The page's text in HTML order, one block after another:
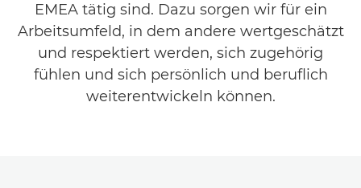
EMEA tätig sind. Dazu sorgen wir für ein
Arbeitsumfeld, in dem andere wertgeschätzt
und respektiert werden, sich zugehörig
fühlen und sich persönlich und beruflich
weiterentwickeln können.